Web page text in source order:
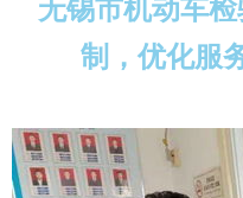
无锡市机动车
制，优化服